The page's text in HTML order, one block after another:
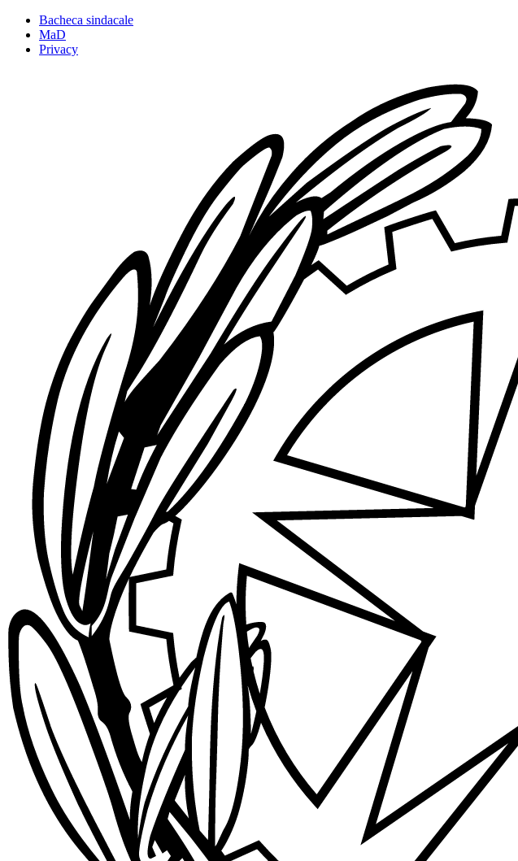
Bacheca sindacale
MaD
Privacy